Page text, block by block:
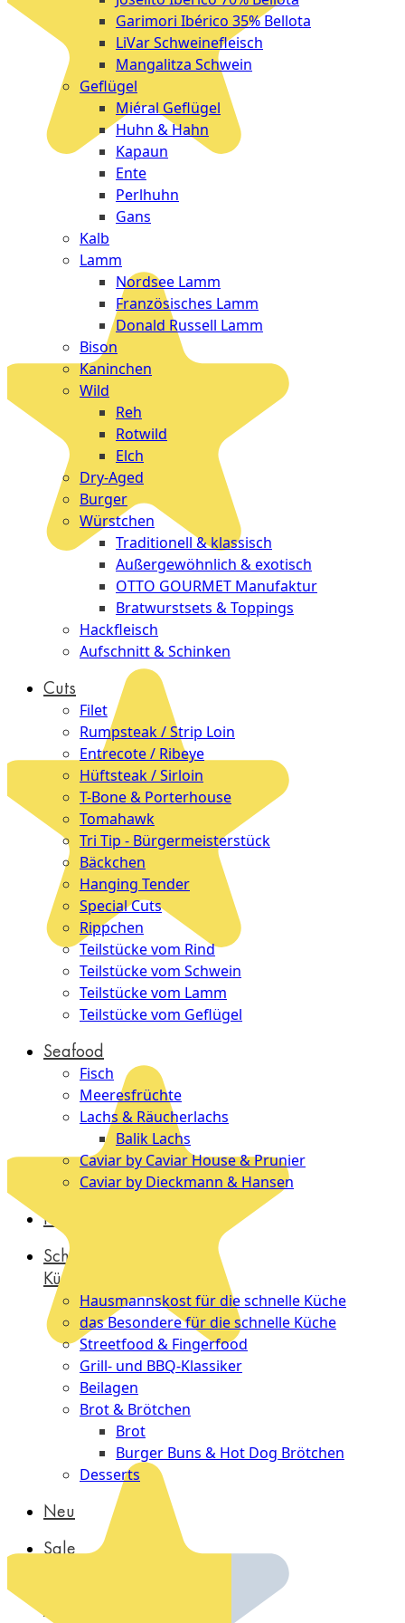
Garimori Ibérico 35% Bellota
LiVar Schweinefleisch
Mangalitza Schwein
Geflügel
Miéral Geflügel
Huhn & Hahn
Kapaun
Ente
Perlhuhn
Gans
Kalb
Lamm
Nordsee Lamm
Französisches Lamm
Donald Russell Lamm
Bison
Kaninchen
Wild
Reh
Rotwild
Elch
Dry-Aged
Burger
Würstchen
Traditionell & klassisch
Außergewöhnlich & exotisch
OTTO GOURMET Manufaktur
Bratwurstsets & Toppings
Hackfleisch
Aufschnitt & Schinken
Cuts
Filet
Rumpsteak / Strip Loin
Entrecote / Ribeye
Hüftsteak / Sirloin
T-Bone & Porterhouse
Tomahawk
Tri Tip - Bürgermeisterstück
Bäckchen
Hanging Tender
Special Cuts
Rippchen
Teilstücke vom Rind
Teilstücke vom Schwein
Teilstücke vom Lamm
Teilstücke vom Geflügel
Seafood
Fisch
Meeresfrüchte
Lachs & Räucherlachs
Balik Lachs
Caviar by Caviar House & Prunier
Caviar by Dieckmann & Hansen
Probierpakete
Schnelle
Küche
Hausmannskost für die schnelle Küche
das Besondere für die schnelle Küche
Streetfood & Fingerfood
Grill- und BBQ-Klassiker
Beilagen
Brot & Brötchen
Brot
Burger Buns & Hot Dog Brötchen
Desserts
Neu
Sale